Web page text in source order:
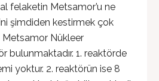
felaketin Metsamor’u ne
şimdiden kestirmek çok
Metsamor Nükleer
bulunmaktadır. 1. reaktörde
yoktur. 2. reaktörün ise 8